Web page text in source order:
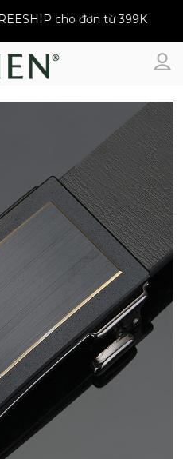
FREESHIP cho đơn từ 399K